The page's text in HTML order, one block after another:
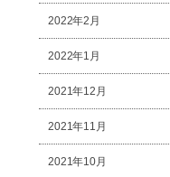
2022年2月
2022年1月
2021年12月
2021年11月
2021年10月